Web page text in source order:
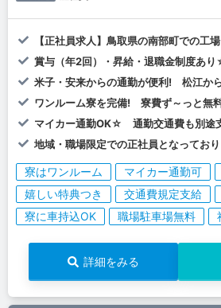
【正社員求人】鳥取県の南部町での工
賞与（年2回）・昇給・退職金制度あ
米子・安来からの通勤が便利! 松江か
ワンルーム寮を完備! 寮費ず～っと無
マイカー通勤OK☆ 通勤交通費も別途
地域・職場限定での正社員となってお
寮はワンルーム マイカー通勤可
嬉しい特典つき
交通費規定支給
寮に車持込OK
職場駐車場無料
詳細をみる